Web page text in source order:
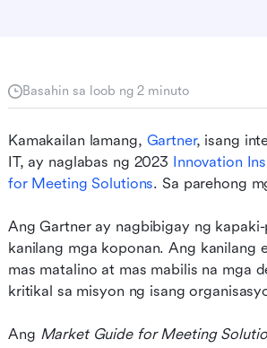
Basahin sa loob ng 2 minuto
Kamakailan lamang, Gartner, isang
IT, ay naglabas ng 2023 Innovation
for Meeting Solutions. Sa parehong
Ang Gartner ay nagbibigay ng
kanilang mga koponan. Ang kanilang
mas matalino at mas mabilis na mga
kritikal sa misyon ng isang
Ang Market Guide for Meeting